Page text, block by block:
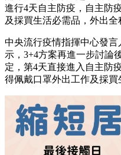
進行4天自主防疫，自主防
及採買生活必需品，外出全
中央流行疫情指揮中心發
示，3+4方案再進一步討論
定，第4天直接進入自主防
得佩戴口罩外出工作及採買